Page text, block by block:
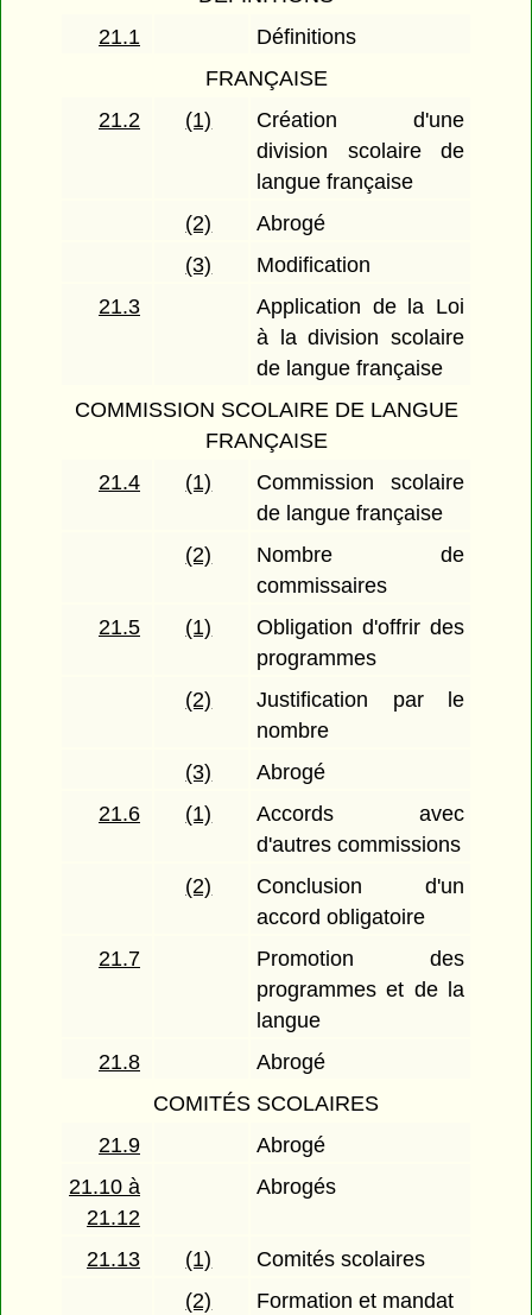
21.1
Définitions
FRANÇAISE
21.2
(1)
Création d'une
division scolaire de
langue française
(2)
Abrogé
(3)
Modification
21.3
Application de la Loi
à la division scolaire
de langue française
COMMISSION SCOLAIRE DE LANGUE
FRANÇAISE
21.4
(1)
Commission scolaire
de langue française
(2)
Nombre de
commissaires
21.5
(1)
Obligation d'offrir des
programmes
(2)
Justification par le
nombre
(3)
Abrogé
21.6
(1)
Accords avec
d'autres commissions
(2)
Conclusion d'un
accord obligatoire
21.7
Promotion des
programmes et de la
langue
21.8
Abrogé
COMITÉS SCOLAIRES
21.9
Abrogé
21.10 à
21.12
Abrogés
21.13 (1)
Comités scolaires
(2)
Formation et mandat